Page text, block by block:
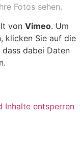
Fotos sehen.
von Vimeo. Um
klicken Sie auf die
dabei Daten
Inhalte entsperren